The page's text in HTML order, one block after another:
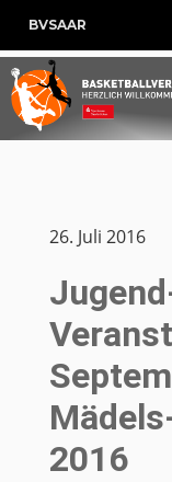
BVSAAR
26. Juli 2016
2016